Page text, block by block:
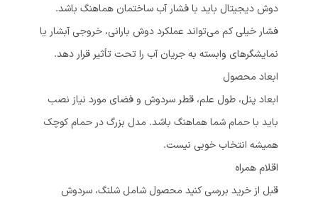
دوش دیجیتال باید با فشار آب ساختمان هماهنگ باشد.
فشار خیلی کم می‌تواند عملکرد دوش بارانی، خروجی آبشار یا
نمایشگرهای وابسته به جریان آب را تحت تأثیر قرار دهد.
ابعاد محصول
ابعاد پنل، طول علم، قطر سردوش و فضای مورد نیاز نصب
باید با حمام شما هماهنگ باشد. مدل بزرگ در حمام کوچک
همیشه انتخاب خوبی نیست.
اقلام همراه
قبل از خرید بررسی کنید محصول شامل شلنگ، سردوش